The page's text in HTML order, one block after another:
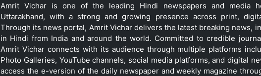
Amrit Vichar is one of the leading Hindi newspapers and media
Uttarakhand, with a strong and growing presence across print,
Through its news portal, Amrit Vichar delivers the latest breaking news,
in Hindi from India and around the world. Committed to credible
Amrit Vichar connects with its audience through multiple platforms
Photo Galleries, YouTube channels, social media platforms, and digital
access the e-version of the daily newspaper and weekly magazine